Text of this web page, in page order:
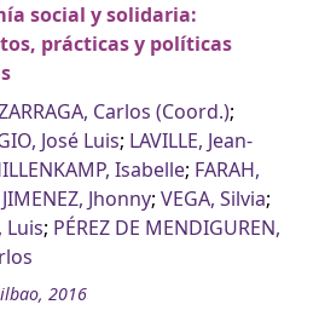
social y solidaria:
prácticas y políticas
Carlos (Coord.);
José Luis; LAVILLE, Jean-
Isabelle; FARAH,
JIMENEZ, Jhonny; VEGA, Silvia;
Luis; PÉREZ DE MENDIGUREN,
2016